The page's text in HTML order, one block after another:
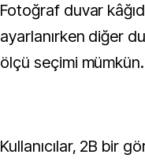
Fotoğraf duvar
ayarlanırken diğer
ölçü seçimi mümkün.
Kullanıcılar, 2B bir